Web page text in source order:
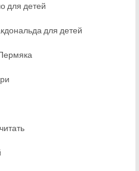
для детей
для детей